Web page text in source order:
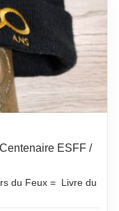
ESFF /
du Feux = Livre du